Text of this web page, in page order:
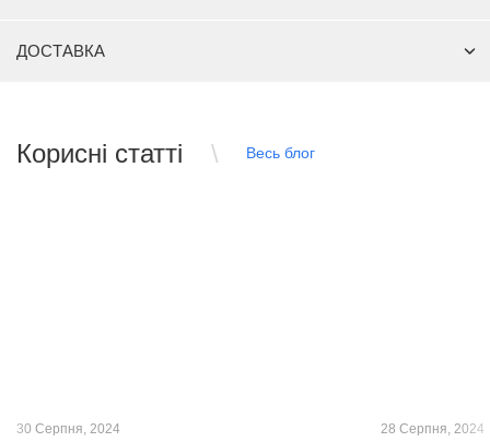
ДОСТАВКА
Корисні статті Весь блог
30 Серпня, 2024 28 Серпня, 2024